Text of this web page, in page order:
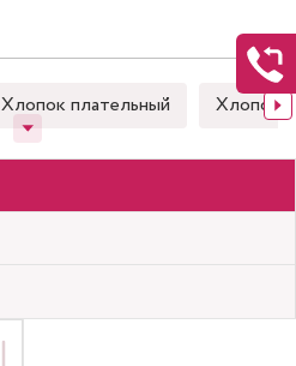
Хлопок плательный Хлопок